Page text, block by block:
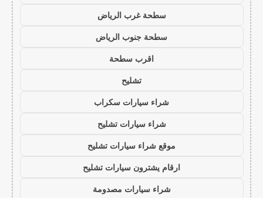
سطحة غرب الرياض
سطحة جنوب الرياض
اقرب سطحة
تشليح
شراء سيارات سكراب
شراء سيارات تشليح
موقع شراء سيارات تشليح
ارقام يشترون سيارات تشليح
شراء سيارات مصدومة